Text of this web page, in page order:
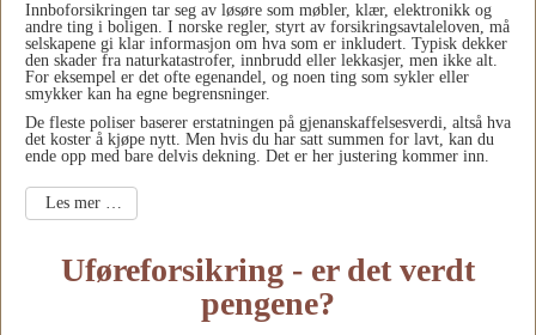
Innboforsikringen tar seg av løsøre som møbler, klær, elektronikk og
andre ting i boligen. I norske regler, styrt av forsikringsavtaleloven, må
selskapene gi klar informasjon om hva som er inkludert. Typisk dekker
den skader fra naturkatastrofer, innbrudd eller lekkasjer, men ikke alt.
For eksempel er det ofte egenandel, og noen ting som sykler eller
smykker kan ha egne begrensninger.
De fleste poliser baserer erstatningen på gjenanskaffelsesverdi, altså hva
det koster å kjøpe nytt. Men hvis du har satt summen for lavt, kan du
ende opp med bare delvis dekning. Det er her justering kommer inn.
Les mer …
Uføreforsikring - er det verdt
pengene?